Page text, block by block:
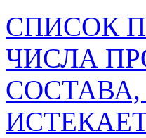
СПИСОК
ЧИСЛА
СОСТАВА,